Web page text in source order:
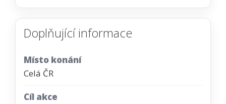
Doplňující informace
Místo konání
Celá ČR
Cíl akce